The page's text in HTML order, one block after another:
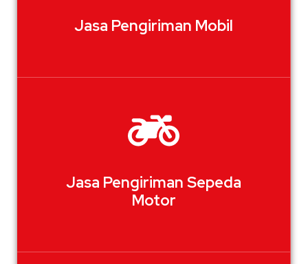
Jasa Pengiriman Mobil
Jasa Pengiriman Sepeda
Motor